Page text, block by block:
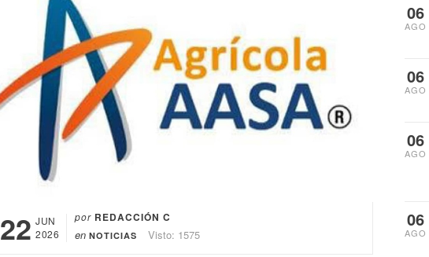
22 JUN
2026
por REDACCIÓN C
en NOTICIAS Visto: 1575
06
AGO
06
AGO
06
AGO
06
AGO